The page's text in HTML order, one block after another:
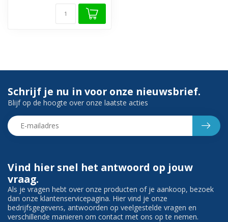
Vind hier snel het antwoord op jouw
vraag.
Als je vragen hebt over onze producten of je aankoop, bezoek
dan onze klantenservicepagina. Hier vind je onze
bedrijfsgegevens, antwoorden op veelgestelde vragen en
verschillende manieren om contact met ons op te nemen.
Schrijf je nu in voor onze nieuwsbrief.
Blijf op de hoogte over onze laatste acties